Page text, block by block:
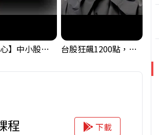
【該小心】中小股派對結束 ? 關鍵訊號都指向... 台股狂飆1200點，但還有兩關沒過｜Mr.Jimmy高志銘 #台股 #期貨 #加權指數
程
下載